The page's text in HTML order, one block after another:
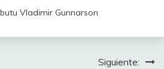
Vladimir Gunnarson
Siguiente: